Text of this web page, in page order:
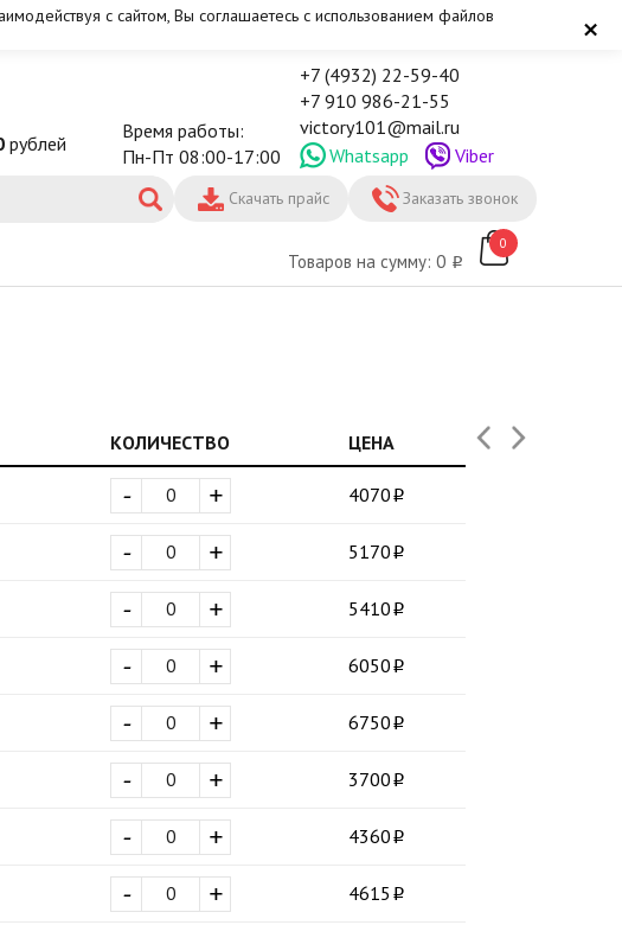
×
с сайтом, Вы соглашаетесь с использованием файлов
рублей
Время работы:
Пн-Пт 08:00-17:00
+7 (4932) 22-59-40
+7 910 986-21-55
victory101@mail.ru
Whatsapp
Viber
Заказать звонок
Скачать прайс
Товаров на сумму: 0
0
КОЛИЧЕСТВО ЦЕНА
+
- 4070
+
- 5170
+
- 5410
+
- 6050
+
- 6750
+
- 3700
+
- 4360
+
- 4615